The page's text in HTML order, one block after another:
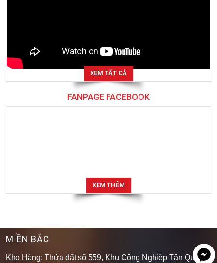
XEM TẤT CẢ
FANPAGE FACEBOOK
XEM THÊM
MIỀN BẮC
Kho Hàng: Thửa đất số 559, Khu Công Nghiệp Tân Quang,